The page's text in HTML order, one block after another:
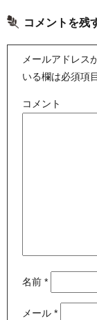
コメントを残
メールアドレス
いる欄は必須項
コメント
名前*
メール*